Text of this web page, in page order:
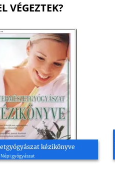
VÉGEZTEK?
kézikönyve
gyógyászat